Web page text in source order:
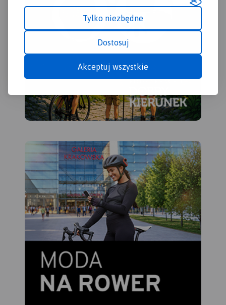
Tylko niezbędne
Dostosuj
Akceptuj wszystkie